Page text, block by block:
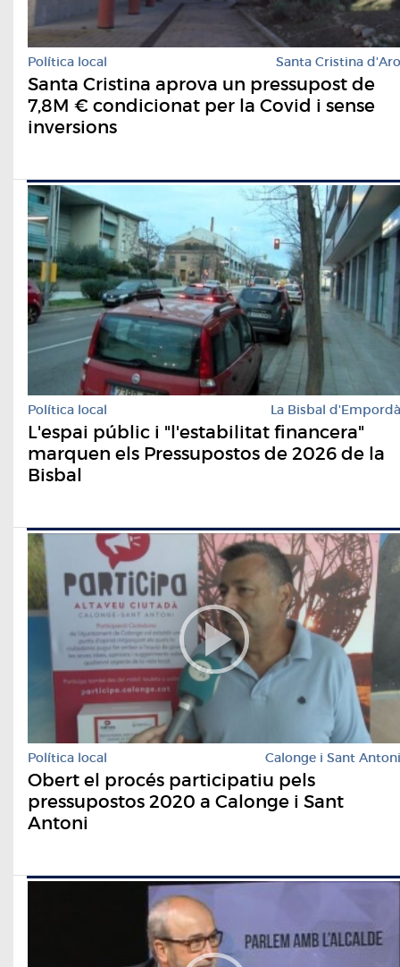
Política local Santa Cristina d'Aro
Santa Cristina aprova un pressupost de
7,8M € condicionat per la Covid i sense
inversions
Política local La Bisbal d'Empordà
L'espai públic i "l'estabilitat financera"
marquen els Pressupostos de 2026 de la
Bisbal
Política local Calonge i Sant Antoni
Obert el procés participatiu pels
pressupostos 2020 a Calonge i Sant
Antoni